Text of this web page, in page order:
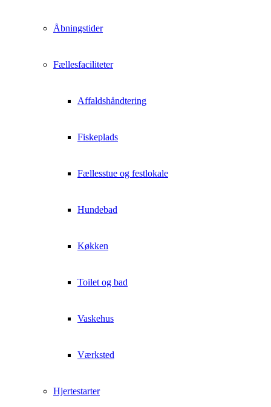
Åbningstider
Fællesfaciliteter
Affaldshåndtering
Fiskeplads
Fællesstue og festlokale
Hundebad
Køkken
Toilet og bad
Vaskehus
Værksted
Hjertestarter